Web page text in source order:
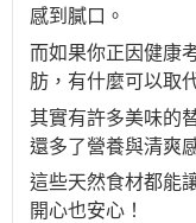
感到膩口。
而如果你正因健康
肪， 有什麼可以取
其實有許多美味的
還多了營養與清爽
這些天然食材都能
開心也安心！